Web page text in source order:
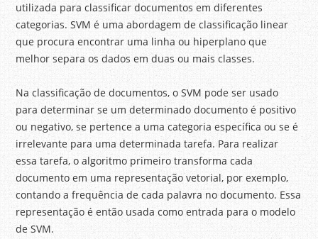
utilizada para classificar documentos em diferentes
categorias. SVM é uma abordagem de classificação linear
que procura encontrar uma linha ou hiperplano que
melhor separa os dados em duas ou mais classes.
Na classificação de documentos, o SVM pode ser usado
para determinar se um determinado documento é positivo
ou negativo, se pertence a uma categoria específica ou se é
irrelevante para uma determinada tarefa. Para realizar
essa tarefa, o algoritmo primeiro transforma cada
documento em uma representação vetorial, por exemplo,
contando a frequência de cada palavra no documento. Essa
representação é então usada como entrada para o modelo
de SVM.